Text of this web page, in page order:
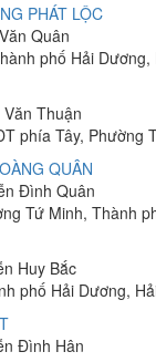
PHÁT LỘC
Quân
phố Hải Dương,
Thuận
phía Tây, Phường
QUÂN
Đình Quân
Tứ Minh, Thành
Huy Bắc
phố Hải Dương,
Đình Hân